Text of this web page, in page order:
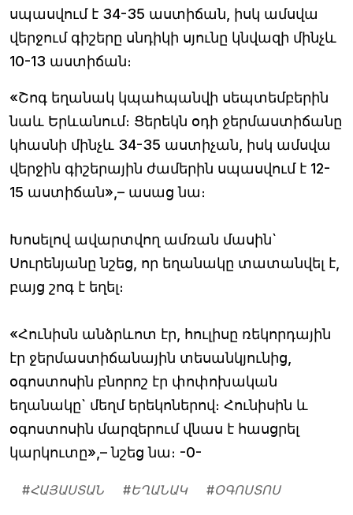
սպասվում է 34-35 աստիճան, իսկ ամսվա
վերջում գիշերը սնդիկի սյունը կնվազի մինչև
10-13 աստիճան։
«Շոգ եղանակ կպահպանվի սեպտեմբերին
նաև Երևանում։ Ցերեկն օդի ջերմաստիճանը
կհասնի մինչև 34-35 աստիչան, իսկ ամսվա
վերջին գիշերային ժամերին սպասվում է 12-
15 աստիճան»,– ասաց նա։
Խոսելով ավարտվող ամռան մասին`
Սուրենյանը նշեց, որ եղանակը տատանվել է,
բայց շոգ է եղել։
«Հունիսն անձրևոտ էր, հուլիսը ռեկորդային
էր ջերմաստիճանային տեսանկյունից,
օգոստոսին բնորոշ էր փոփոխական
եղանակը` մեղմ երեկոներով։ Հունիսին և
օգոստոսին մարզերում վնաս է հասցրել
կարկուտը»,– նշեց նա։ -0-
#ՀԱՅԱՍՏԱՆ #ԵՂԱՆԱԿ #ՕԳՈՍՏՈՍ